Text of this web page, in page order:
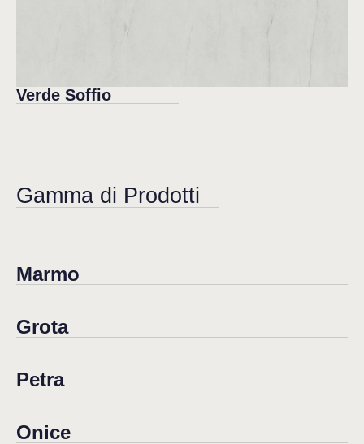
Verde Soffio
Gamma di Prodotti
Marmo
Grota
Petra
Onice